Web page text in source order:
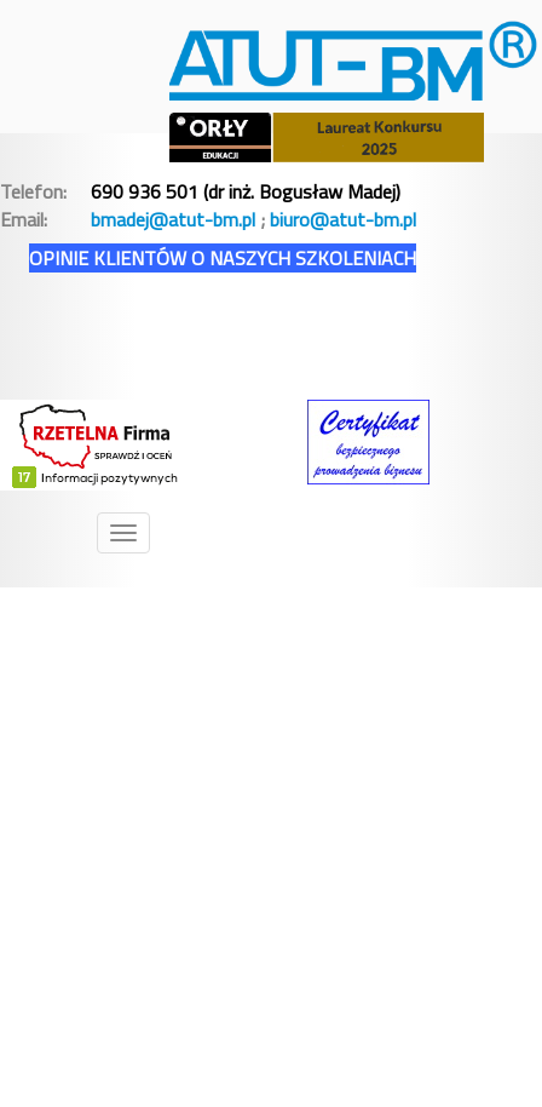
Telefon:
690 936 501 (dr inż. Bogusław Madej)
Email: bmadej@atut-bm.pl ;biuro@atut-bm.pl
OPINIE KLIENTÓW O NASZYCH SZKOLENIACH